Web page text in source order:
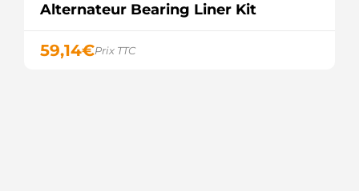
Alternateur Bearing Liner Kit
59,14€Prix TTC